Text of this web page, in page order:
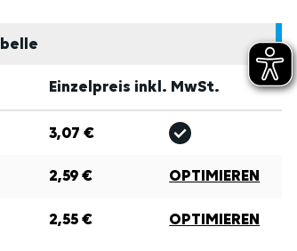
Einzelpreis inkl. MwSt.
3,07 €
2,59 € OPTIMIEREN
2,55 € OPTIMIEREN